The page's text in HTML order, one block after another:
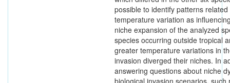
possible to identify patterns
temperature variation as
niche expansion of the analyzed
species occurring outside tropical
greater temperature variations in
invasion diverged their niches. In
answering questions about niche
biological invasion scenarios, such